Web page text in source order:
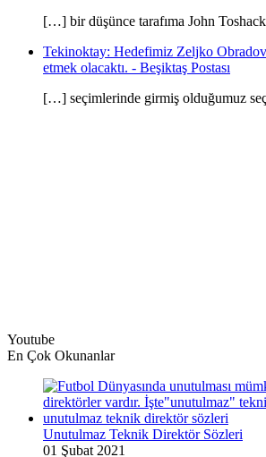
[…] bir düşünce tarafıma John
Tekinoktay: Hedefimiz Zeljko
etmek olacaktı. - Beşiktaş Postası
[…] seçimlerinde girmiş olduğumuz
Youtube
En Çok Okunanlar
Unutulmaz Teknik Direktör Sözleri
01 Şubat 2021